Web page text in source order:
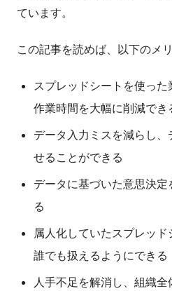
ています。
この記事を読めば、以下のメ
スプレッドシートを使っ
作業時間を大幅に削減でき
データ入力ミスを減らし
せることができる
データに基づいた意思決
る
属人化していたスプレッド
誰でも扱えるようにできる
人手不足を解消し、組織